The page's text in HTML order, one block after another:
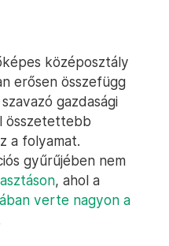
középosztály
erősen összefügg
gazdasági
összetettebb
a folyamat.
gyűrűjében nem
, ahol a
verte nagyon a